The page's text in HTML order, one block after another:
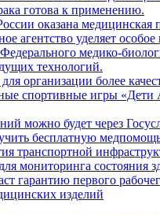
готова к применению.
оказана медицинская
уделяет
медико-
технологий.
организации более
спортивные игры «Дети
можно будет через
бесплатную
транспортной
мониторинга состояния
гарантию первого
изделий